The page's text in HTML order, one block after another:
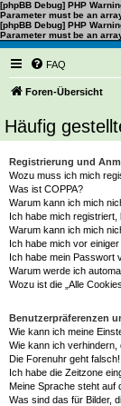
[phpBB Debug] PHP
Parameter must be an
[phpBB Debug] PHP
Parameter must be an
FAQ
Foren-Übersicht
Häufig
Registrierung und
Wozu muss ich mich
Was ist COPPA?
Warum kann ich mich
Ich habe mich registriert,
Warum kann ich mich
Ich habe mich vor
Ich habe mein Passwort
Warum werde ich
Wozu ist die „Alle
Benutzerpräferenzen
Wie kann ich meine
Wie kann ich
Die Forenuhr geht falsch!
Ich habe die Zeitzone
Meine Sprache steht auf
Was sind das für Bilder,